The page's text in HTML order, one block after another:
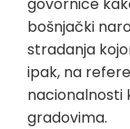
bošnjački
stradanja
ipak, na
nacionalnosti
gradovima.